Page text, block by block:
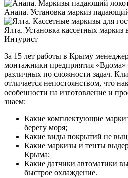
Анапа. Установка маркиз
Ялта. Установка кассетных маркиз
Интурист
За 15 лет работы в Крыму
монтажники предприятия «Вдома»
различных по сложности задач.
отличается непостоянством, что
особенности на изготовление и
знаем:
Какие комплектующие
берегу моря;
Какие виды покрытий не
Какие маркизы и тенты
Крыма;
Какие датчики автоматики
быстрое охлаждение.